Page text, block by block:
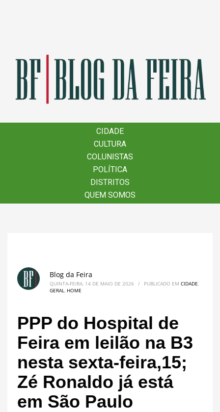
CIDADE
CULTURA
COLUNISTAS
POLÍTICA
DISTRITOS
QUEM SOMOS
CIDADE
CULTURA
COLUNISTAS
POLÍTICA
DISTRITOS
QUEM SOMOS
Blog da Feira
QUINTA-FEIRA, 14 DE MAIO DE 2026 / PUBLICADO EM CIDADE,
GERAL, HOME
PPP do Hospital de
Feira em leilão na B3
nesta sexta-feira,15;
Zé Ronaldo já está
em São Paulo